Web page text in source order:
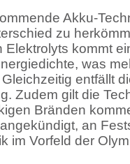
Akku-
zu
kommt
was
entfällt
Zudem gilt die
Bränden
an
im Vorfeld der